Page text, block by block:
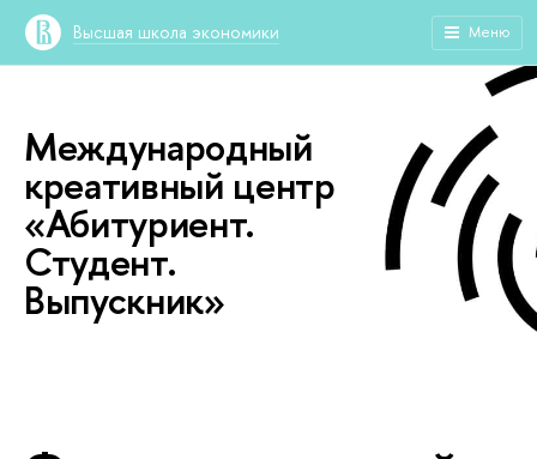
Высшая школа экономики Меню
Международный
креативный центр
«Абитуриент.
Студент.
Выпускник»